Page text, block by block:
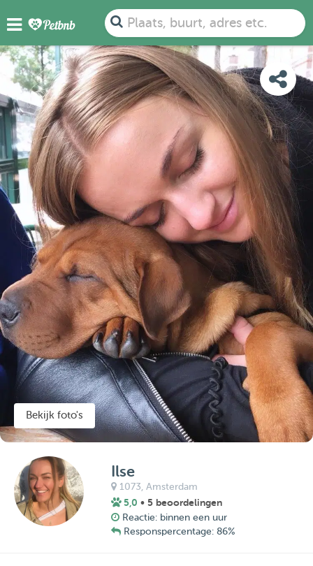
Plaats, buurt, adres etc.
FOTO'S BEOORDELINGEN KAART
Bekijk foto's
Ilse
1073,Amsterdam
5,0 • 5 beoordelingen
Reactie: binnen een uur
Responspercentage: 86%